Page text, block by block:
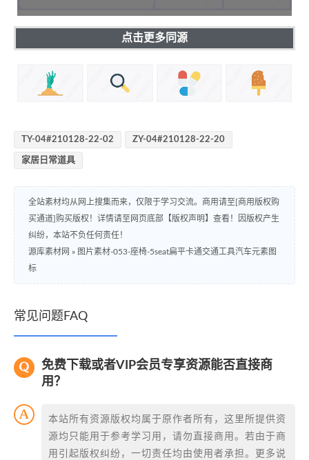
点击更多同源
TY-04#210128-22-02 ZY-04#210128-22-20
家居日常道具
全站素材均从网上搜集而来，仅限于学习交流。商用请至[商用版权购
买通道]购买版权！详情请至网页底部【版权声明】查看！因版权产生
纠纷，本站不负任何责任！
源库素材网 » 图片素材-053-座椅-5seat扁平卡通交通工具汽车元素图
标
常见问题FAQ
免费下载或者VIP会员专享资源能否直接商
用？
本站所有资源版权均属于原作者所有，这里所提供资
源均只能用于参考学习用，请勿直接商用。若由于商
用引起版权纠纷，一切责任均由使用者承担。更多说